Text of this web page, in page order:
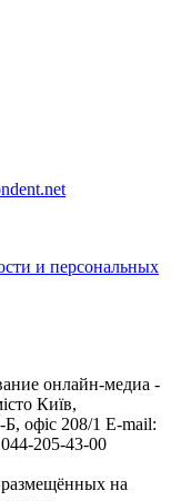
и персональных
онлайн-медиа -
Київ,
офіс 208/1 E-mail:
205-43-00
на